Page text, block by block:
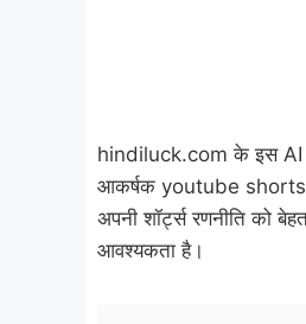
hindiluck.com के इस AI
आकर्षक youtube shorts
अपनी शॉर्ट्स रणनीति को
आवश्यकता है।